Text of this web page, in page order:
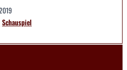
Schauspiel